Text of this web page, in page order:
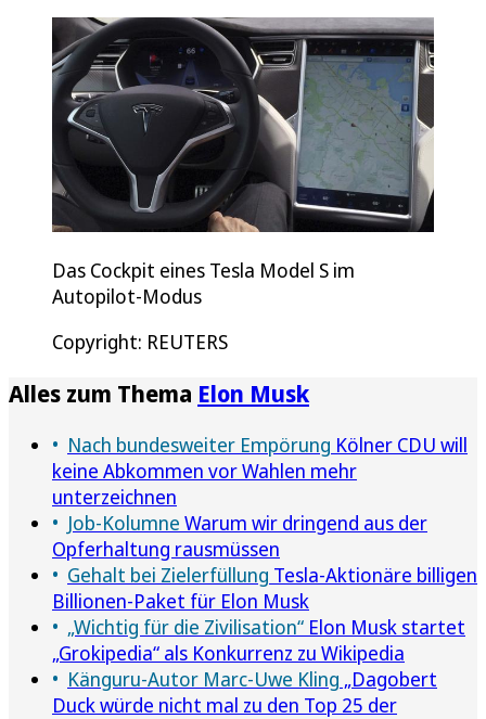
Das Cockpit eines Tesla Model S im
Autopilot-Modus
Copyright: REUTERS
Alles zum Thema Elon Musk
Nach bundesweiter Empörung Kölner CDU will
keine Abkommen vor Wahlen mehr
unterzeichnen
Job-Kolumne Warum wir dringend aus der
Opferhaltung rausmüssen
Gehalt bei Zielerfüllung Tesla-Aktionäre billigen
Billionen-Paket für Elon Musk
„Wichtig für die Zivilisation“ Elon Musk startet
„Grokipedia“ als Konkurrenz zu Wikipedia
Känguru-Autor Marc-Uwe Kling „Dagobert
Duck würde nicht mal zu den Top 25 der